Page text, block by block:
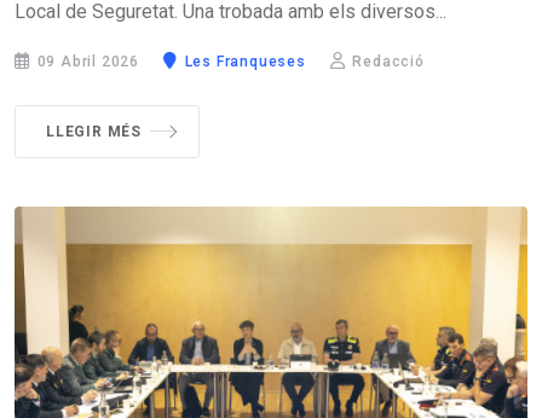
Local de Seguretat. Una trobada amb els diversos...
09 Abril 2026 Les Franqueses Redacció
LLEGIR MÉS